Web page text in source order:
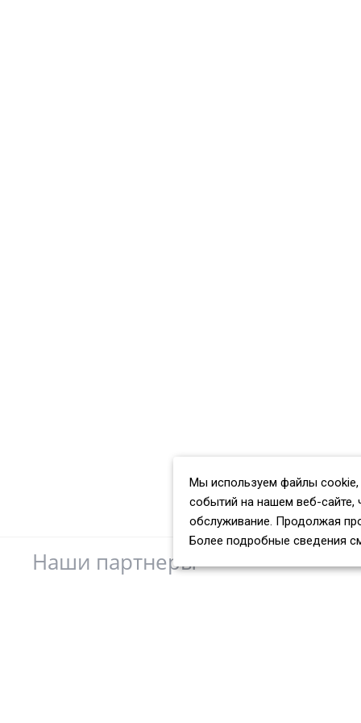
Наши партнеры
Мы используем файлы cookie,
событий на нашем веб-сайте,
обслуживание. Продолжая
Более подробные сведения